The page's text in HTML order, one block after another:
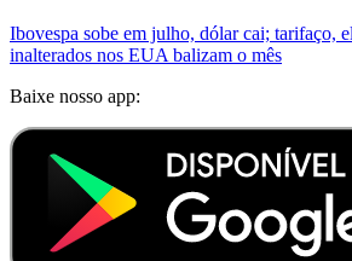
Ibovespa sobe em julho, dólar cai; tarifaço,
inalterados nos EUA balizam o mês
Baixe nosso app: